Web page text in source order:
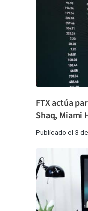
FTX actúa
Shaq, Miami
Publicado el 3